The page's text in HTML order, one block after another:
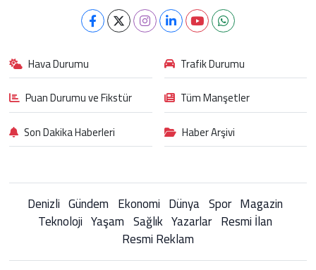
Hava Durumu
Trafik Durumu
Puan Durumu ve Fikstür
Tüm Manşetler
Son Dakika Haberleri
Haber Arşivi
Denizli Gündem Ekonomi Dünya Spor Magazin
Teknoloji Yaşam Sağlık Yazarlar Resmi İlan
Resmi Reklam